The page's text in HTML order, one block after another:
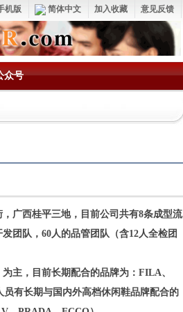
意见反馈
加入收藏
简体中文
机版
众号
西桂平三地，目前公司共有8条成型流
团队，60人的品管团队（含12人全检团
主，目前长期配合的品牌为：FILA、
有长期与国内外高档休闲鞋品牌配合的